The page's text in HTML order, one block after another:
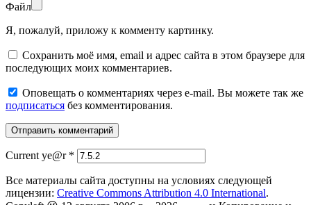
Файл
Я, пожалуй, приложу к комменту картинку.
Сохранить моё имя, email и адрес сайта в этом браузере для
последующих моих комментариев.
Оповещать о комментариях через e-mail. Вы можете так же
подписаться без комментирования.
Current ye@r *
Все материалы сайта доступны на условиях следующей
лицензии: Creative Commons Attribution 4.0 International.